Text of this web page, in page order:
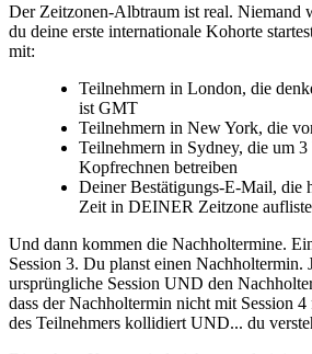
Der Zeitzonen-Albtraum ist real. Niemand
du deine erste internationale Kohorte
mit:
Teilnehmern in London, die
ist GMT
Teilnehmern in New York, die
Teilnehmern in Sydney, die um
Kopfrechnen betreiben
Deiner Bestätigungs-E-Mail, die
Zeit in DEINER Zeitzone
Und dann kommen die Nachholtermine.
Session 3. Du planst einen Nachholtermin.
ursprüngliche Session UND den
dass der Nachholtermin nicht mit Session
des Teilnehmers kollidiert UND... du